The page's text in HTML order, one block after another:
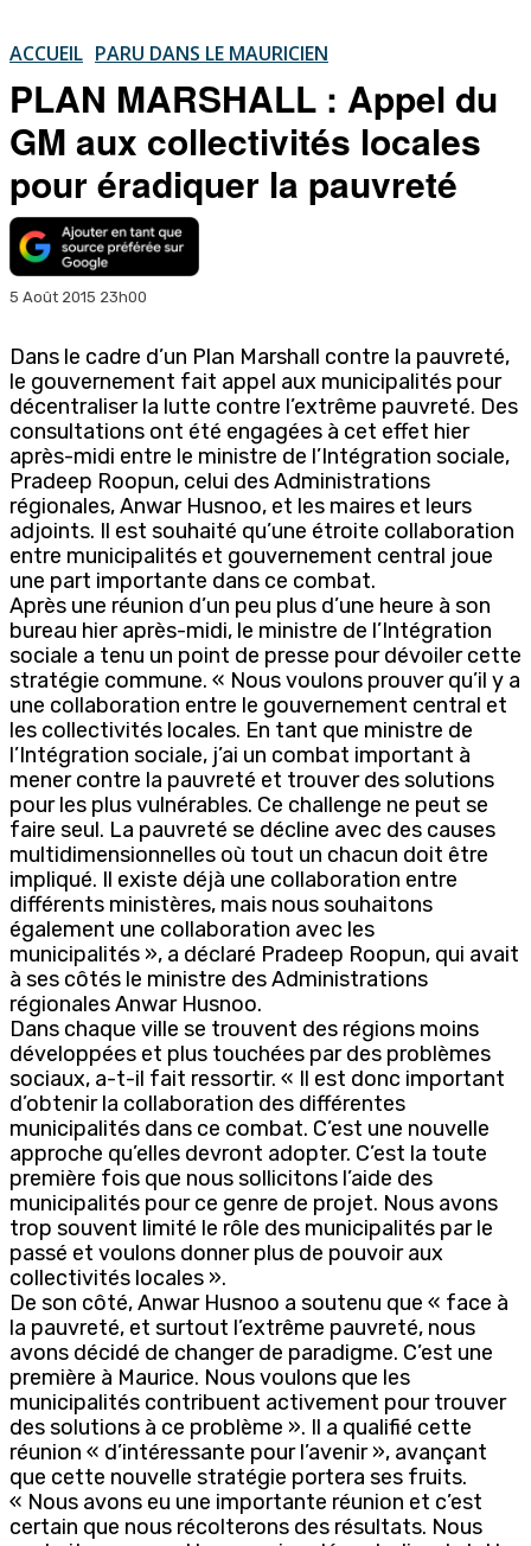
ACCUEIL PARU DANS LE MAURICIEN
PLAN MARSHALL : Appel du
GM aux collectivités locales
pour éradiquer la pauvreté
5 Août 2015 23h00
Dans le cadre d’un Plan Marshall contre la pauvreté,
le gouvernement fait appel aux municipalités pour
décentraliser la lutte contre l’extrême pauvreté. Des
consultations ont été engagées à cet effet hier
après-midi entre le ministre de l’Intégration sociale,
Pradeep Roopun, celui des Administrations
régionales, Anwar Husnoo, et les maires et leurs
adjoints. Il est souhaité qu’une étroite collaboration
entre municipalités et gouvernement central joue
une part importante dans ce combat.
Après une réunion d’un peu plus d’une heure à son
bureau hier après-midi, le ministre de l’Intégration
sociale a tenu un point de presse pour dévoiler cette
stratégie commune. « Nous voulons prouver qu’il y a
une collaboration entre le gouvernement central et
les collectivités locales. En tant que ministre de
l’Intégration sociale, j’ai un combat important à
mener contre la pauvreté et trouver des solutions
pour les plus vulnérables. Ce challenge ne peut se
faire seul. La pauvreté se décline avec des causes
multidimensionnelles où tout un chacun doit être
impliqué. Il existe déjà une collaboration entre
différents ministères, mais nous souhaitons
également une collaboration avec les
municipalités », a déclaré Pradeep Roopun, qui avait
à ses côtés le ministre des Administrations
régionales Anwar Husnoo.
Dans chaque ville se trouvent des régions moins
développées et plus touchées par des problèmes
sociaux, a-t-il fait ressortir. « Il est donc important
d’obtenir la collaboration des différentes
municipalités dans ce combat. C’est une nouvelle
approche qu’elles devront adopter. C’est la toute
première fois que nous sollicitons l’aide des
municipalités pour ce genre de projet. Nous avons
trop souvent limité le rôle des municipalités par le
passé et voulons donner plus de pouvoir aux
collectivités locales ».
De son côté, Anwar Husnoo a soutenu que « face à
la pauvreté, et surtout l’extrême pauvreté, nous
avons décidé de changer de paradigme. C’est une
première à Maurice. Nous voulons que les
municipalités contribuent activement pour trouver
des solutions à ce problème ». Il a qualifié cette
réunion « d’intéressante pour l’avenir », avançant
que cette nouvelle stratégie portera ses fruits.
« Nous avons eu une importante réunion et c’est
certain que nous récolterons des résultats. Nous